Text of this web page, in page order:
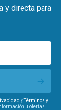
y directa para
yTérminos y
u ofertas